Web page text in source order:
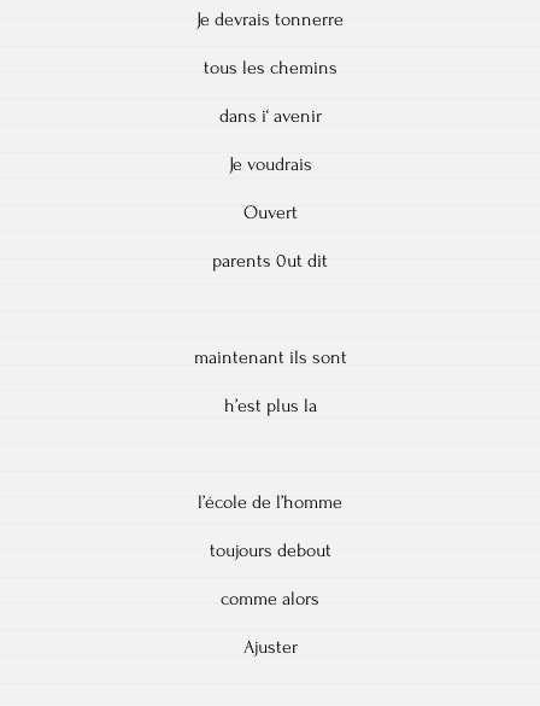
Je devrais tonnerre
tous les chemins
dans i‘ avenir
Je voudrais
Ouvert
parents 0ut dit
maintenant ils sont
h’est plus la
l’école de l’homme
toujours debout
comme alors
Ajuster